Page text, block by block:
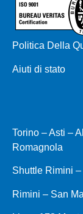
Politica Della
Aiuti di stato
Torino – Asti –
Romagnola
Shuttle Rimini
Rimini – San